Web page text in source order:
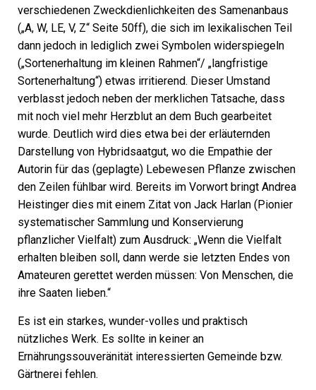
verschiedenen Zweckdienlichkeiten des Samenanbaus
(„A, W, LE, V, Z“ Seite 50ff), die sich im lexikalischen Teil
dann jedoch in lediglich zwei Symbolen widerspiegeln
(„Sortenerhaltung im kleinen Rahmen“/ „langfristige
Sortenerhaltung“) etwas irritierend. Dieser Umstand
verblasst jedoch neben der merklichen Tatsache, dass
mit noch viel mehr Herzblut an dem Buch gearbeitet
wurde. Deutlich wird dies etwa bei der erläuternden
Darstellung von Hybridsaatgut, wo die Empathie der
Autorin für das (geplagte) Lebewesen Pflanze zwischen
den Zeilen fühlbar wird. Bereits im Vorwort bringt Andrea
Heistinger dies mit einem Zitat von Jack Harlan (Pionier
systematischer Sammlung und Konservierung
pflanzlicher Vielfalt) zum Ausdruck: „Wenn die Vielfalt
erhalten bleiben soll, dann werde sie letzten Endes von
Amateuren gerettet werden müssen: Von Menschen, die
ihre Saaten lieben.“
Es ist ein starkes, wunder-volles und praktisch
nützliches Werk. Es sollte in keiner an
Ernährungssouveränität interessierten Gemeinde bzw.
Gärtnerei fehlen.